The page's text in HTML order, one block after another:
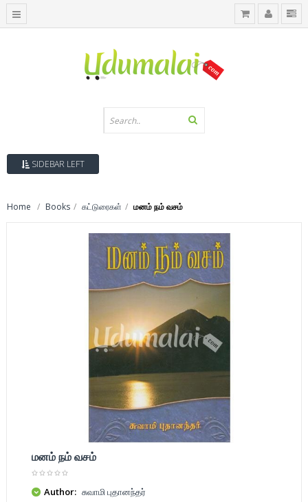
SIDEBAR LEFT
Home Books கட்டுரைகள் மனம் நம் வசம்
மனம் நம் வசம்
Author: சுவாமி புதானந்தர்